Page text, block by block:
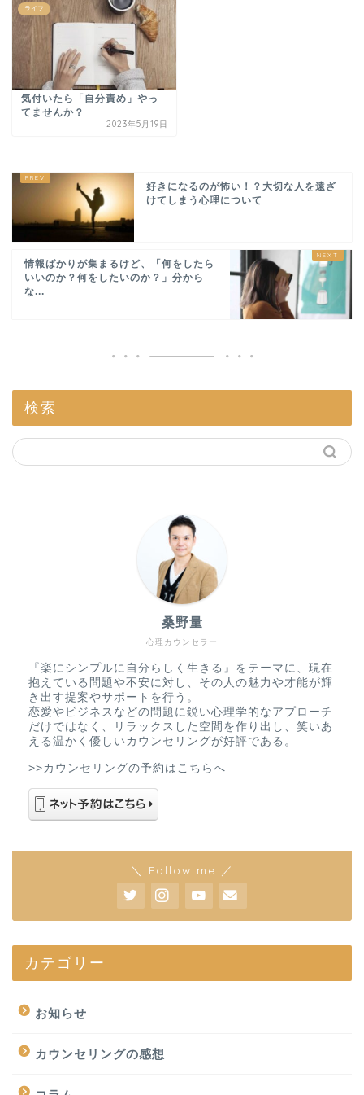
ライフ
気付いたら「自分責め」やっ
てませんか？
2023年5月19日
好きになるのが怖い！？大切な人を遠ざ
けてしまう心理について
情報ばかりが集まるけど、「何をしたら
いいのか？何をしたいのか？」分から
な...
検索
心理カウンセラー
桑野量
『楽にシンプルに自分らしく生きる』をテーマに、現在
抱えている問題や不安に対し、その人の魅力や才能が輝
き出す提案やサポートを行う。
恋愛やビジネスなどの問題に鋭い心理学的なアプローチ
だけではなく、リラックスした空間を作り出し、笑いあ
える温かく優しいカウンセリングが好評である。
>>カウンセリングの予約はこちらへ
＼ Follow me ／
カテゴリー
お知らせ
カウンセリングの感想